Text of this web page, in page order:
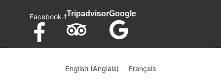
Facebook-fTripadvisorGoogle
English (Anglais) Français